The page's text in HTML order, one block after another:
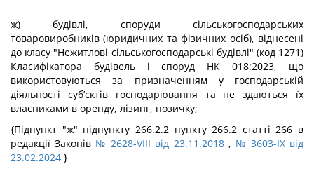
ж) будівлі, споруди сільськогосподарських
товаровиробників (юридичних та фізичних осіб), віднесені
до класу "Нежитлові сільськогосподарські будівлі" (код 1271)
Класифікатора будівель і споруд НК 018:2023, що
використовуються за призначенням у господарській
діяльності суб’єктів господарювання та не здаються їх
власниками в оренду, лізинг, позичку;
{Підпункт "ж" підпункту 266.2.2 пункту 266.2 статті 266 в
редакції Законів № 2628-VIII від 23.11.2018, № 3603-IX від
23.02.2024 }